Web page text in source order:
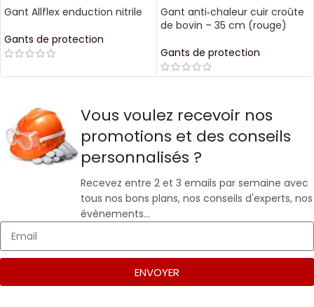
Gant Allflex enduction nitrile
Gants de protection
Gant anti‑chaleur cuir croûte
de bovin – 35 cm (rouge)
Gants de protection
Vous voulez recevoir nos
promotions et des conseils
personnalisés ?
Recevez entre 2 et 3 emails par semaine avec
tous nos bons plans, nos conseils d'experts, nos
évènements…
ENVOYER